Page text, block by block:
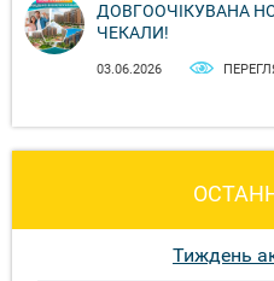
ДОВГООЧІКУВАНА
ЧЕКАЛИ!
03.06.2026
Тиждень